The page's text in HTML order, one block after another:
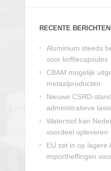
RECENTE BERICHTEN
Aluminium steeds
voor koffiecapsules
CBAM mogelijk
metaalproducten
Nieuwe CSRD-
administratieve
Waterstof kan
voordeel opleveren
EU zet in op lagere
importheffingen